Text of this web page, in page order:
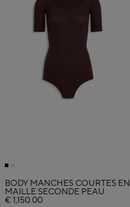
BODY MANCHES COURTES EN
MAILLE SECONDE PEAU
€ 1,150.00